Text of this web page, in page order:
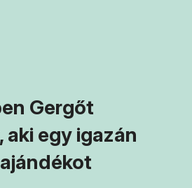
Gergőt
egy igazán